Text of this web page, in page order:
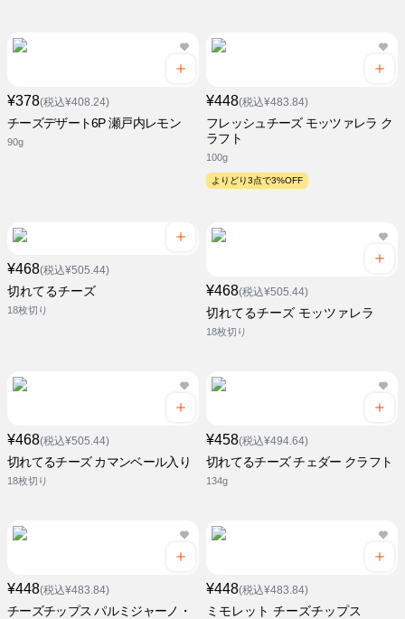
¥378(税込¥408.24)
チーズデザート6P 瀬戸内レモン
90g
¥448(税込¥483.84)
フレッシュチーズ モッツァレラ ク
ラフト
100g
よりどり3点で3%OFF
¥468(税込¥505.44)
切れてるチーズ
18枚切り
¥468(税込¥505.44)
切れてるチーズ モッツァレラ
18枚切り
¥468(税込¥505.44)
切れてるチーズ カマンベール入り
18枚切り
¥458(税込¥494.64)
切れてるチーズ チェダー クラフト
134g
¥448(税込¥483.84)
チーズチップス パルミジャーノ・
¥448(税込¥483.84)
ミモレット チーズチップス